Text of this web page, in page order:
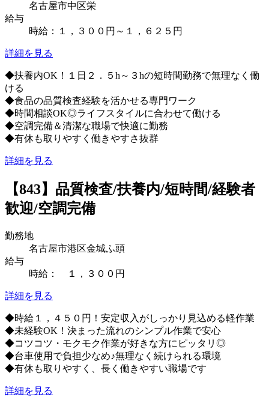
名古屋市中区栄
給与
時給：１，３００円～１，６２５円
詳細を見る
◆扶養内OK！１日２．５h～３hの短時間勤務で無理なく働
ける
◆食品の品質検査経験を活かせる専門ワーク
◆時間相談OK◎ライフスタイルに合わせて働ける
◆空調完備＆清潔な職場で快適に勤務
◆有休も取りやすく働きやすさ抜群
詳細を見る
【843】品質検査/扶養内/短時間/経験者
歓迎/空調完備
勤務地
名古屋市港区金城ふ頭
給与
時給： １，３００円
詳細を見る
◆時給１，４５０円！安定収入がしっかり見込める軽作業
◆未経験OK！決まった流れのシンプル作業で安心
◆コツコツ・モクモク作業が好きな方にピッタリ◎
◆台車使用で負担少なめ♪無理なく続けられる環境
◆有休も取りやすく、長く働きやすい職場です
詳細を見る